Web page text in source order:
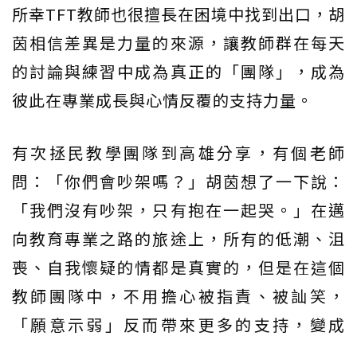
所幸TFT教師也很擅長在困境中找到出口，胡
茵相信差異是力量的來源，讓教師群在每天
的討論與練習中成為真正的「團隊」，成為
彼此在專業成長與心情反覆的支持力量。
有次拯民教學團隊到高雄分享，有個老師
問：「你們會吵架嗎？」胡茵想了一下說：
「我們沒有吵架，只有抱在一起哭。」在邁
向教育專業之路的旅途上，所有的低潮、沮
喪、自我懷疑的情都是真實的，但是在這個
教師團隊中，不用擔心被指責、被訕笑，
「願意示弱」反而帶來更多的支持，變成